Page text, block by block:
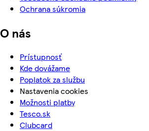
Ochrana súkromia
O nás
Prístupnosť
Kde dovážame
Poplatok za službu
Nastavenia cookies
Možnosti platby
Tesco.sk
Clubcard